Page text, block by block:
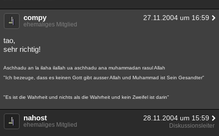
compy 27.11.2004 um 16:59
ehemaliges Mitglied
tao,
sehr richtig!
Aschhadu an la ilaha ilallah ua aschhadu ana muhammadan rasul Allah
"Ich bezeuge, dass es keinen Gott gibt ausser Allah und Muhammad ist Sein Gesandter"
"Es ist die Wahrheit und nichts als die Wahrheit und kein Zweifel ist darin"
nahost 28.11.2004 um 15:59
ehemaliges Mitglied Diskussionsleiter